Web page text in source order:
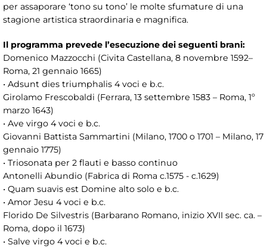
per assaporare ‘tono su tono’ le molte sfumature di una
stagione artistica straordinaria e magnifica.
Il programma prevede l’esecuzione dei seguenti brani:
Domenico Mazzocchi (Civita Castellana, 8 novembre 1592–
Roma, 21 gennaio 1665)
• Adsunt dies triumphalis 4 voci e b.c.
Girolamo Frescobaldi (Ferrara, 13 settembre 1583 – Roma, 1º
marzo 1643)
• Ave virgo 4 voci e b.c.
Giovanni Battista Sammartini (Milano, 1700 o 1701 – Milano, 17
gennaio 1775)
• Triosonata per 2 flauti e basso continuo
Antonelli Abundio (Fabrica di Roma c.1575 - c.1629)
• Quam suavis est Domine alto solo e b.c.
• Amor Jesu 4 voci e b.c.
Florido De Silvestris (Barbarano Romano, inizio XVII sec. ca. –
Roma, dopo il 1673)
• Salve virgo 4 voci e b.c.